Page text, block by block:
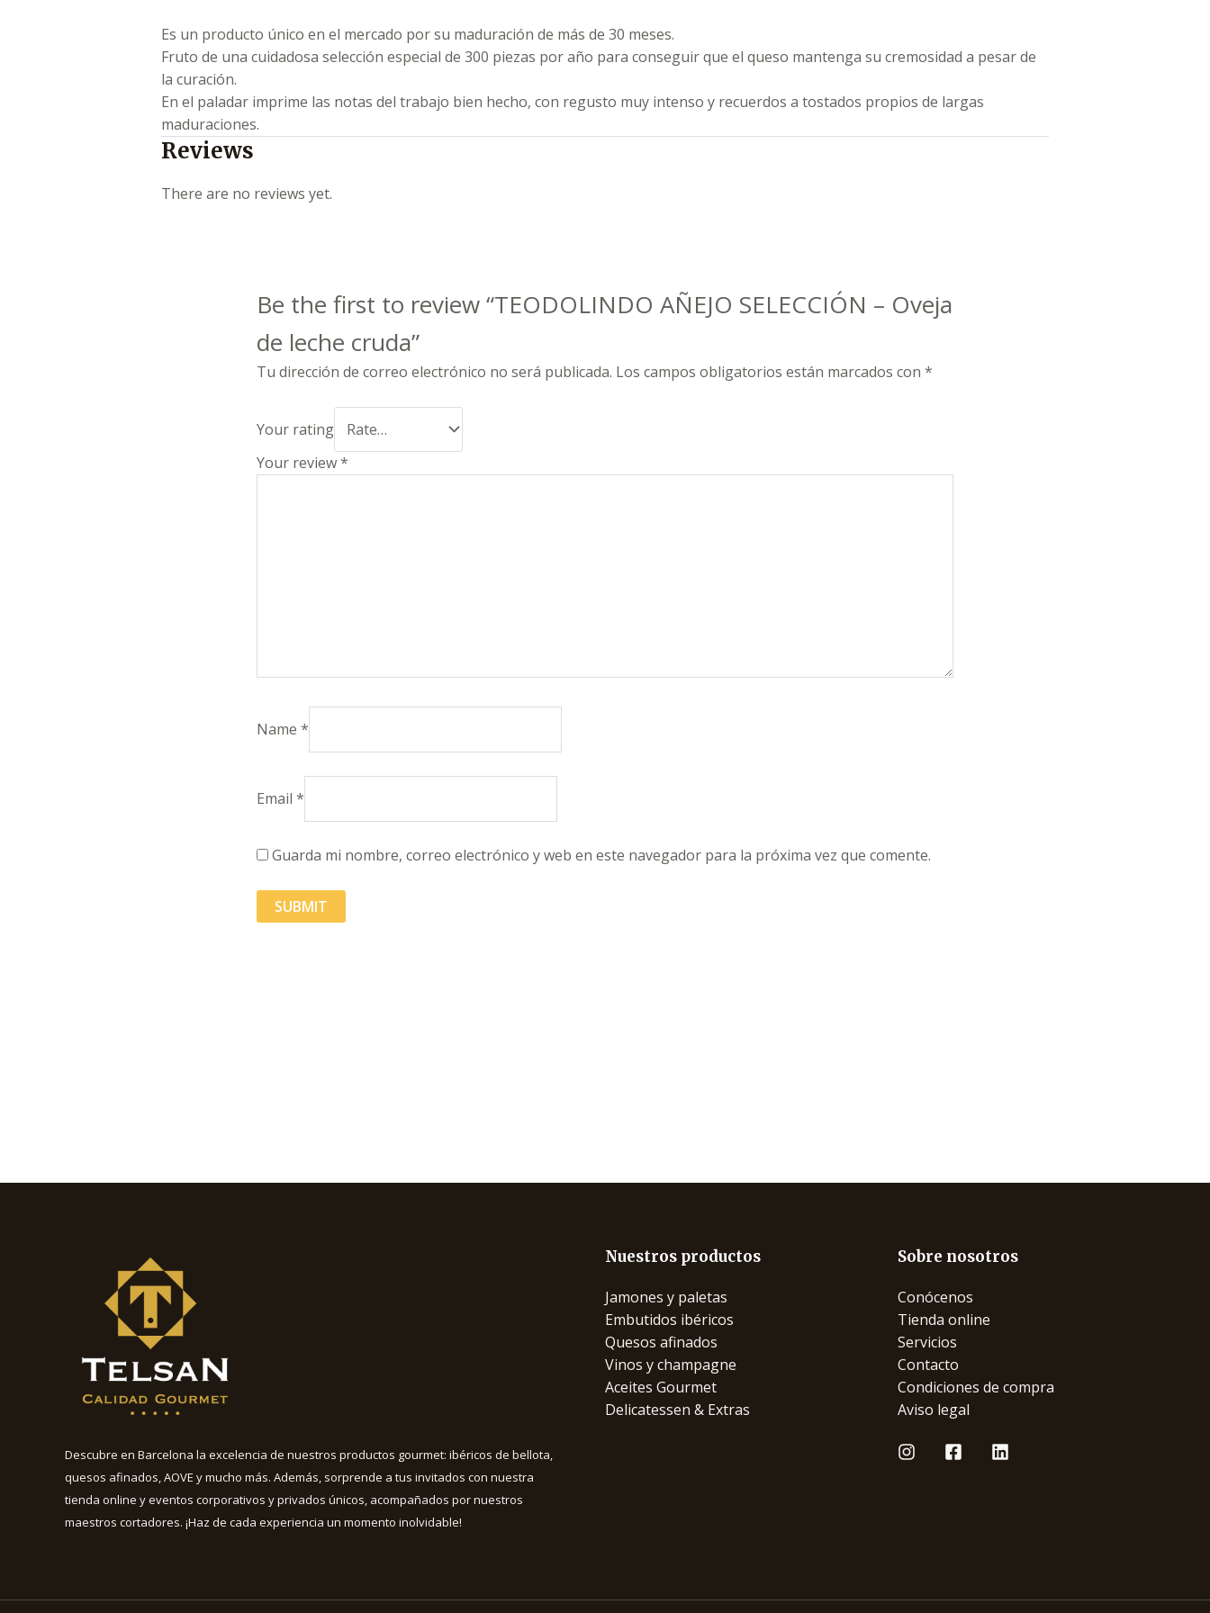
Es un producto único en el mercado por su maduración de más de 30 meses.
Fruto de una cuidadosa selección especial de 300 piezas por año para conseguir que el queso mantenga su cremosidad a pesar de
la curación.
En el paladar imprime las notas del trabajo bien hecho, con regusto muy intenso y recuerdos a tostados propios de largas
maduraciones.
Reviews
There are no reviews yet.
Be the first to review “TEODOLINDO AÑEJO SELECCIÓN – Oveja
de leche cruda”
Tu dirección de correo electrónico no será publicada. Los campos obligatorios están marcados con*
Your rating
Your review*
Name*
Email*
Guarda mi nombre, correo electrónico y web en este navegador para la próxima vez que comente.
Descubre en Barcelona la excelencia de nuestros productos gourmet: ibéricos de bellota,
quesos afinados, AOVE y mucho más. Además, sorprende a tus invitados con nuestra
tienda online y eventos corporativos y privados únicos, acompañados por nuestros
maestros cortadores. ¡Haz de cada experiencia un momento inolvidable!
Nuestros productos
Jamones y paletas
Embutidos ibéricos
Quesos afinados
Vinos y champagne
Aceites Gourmet
Delicatessen & Extras
Sobre nosotros
Conócenos
Tienda online
Servicios
Contacto
Condiciones de compra
Aviso legal